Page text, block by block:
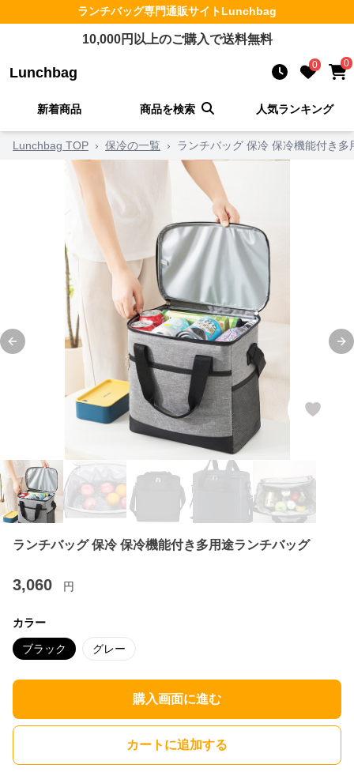
ランチバッグ専門通販サイトLunchbag
10,000円以上のご購入で送料無料
Lunchbag 0 0
新着商品 商品を検索 人気ランキング
Lunchbag TOP › 保冷の一覧 › ランチバッグ 保冷 保冷機能付き多
Previous slide
ランチバッグ 保冷 保冷機能付き多用途ランチバッグ
3,060 円
カラー
ブラック グレー
購入画面に進む
カートに追加する